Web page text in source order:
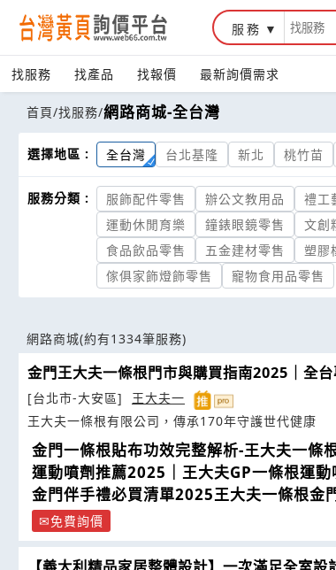
服務
找服務 找產品 找報價 最新詢價需求
首頁/找服務/網路商城-全台灣
選擇地區 : 全台灣 台北基隆 新北 桃竹苗
服務分類 : 服飾配件零售 辦公文教用品 禮工
運動休閒育樂
鐘錶眼鏡零售 文創
食品飲品零售
五金建材零售 塑膠
傢俱家飾燈飾零售
寵物食用品零售
網路商城(約有1334筆服務)
金門王大夫一條根門市與購買指南2025｜全
[台北市-大安區]
王大夫一
王大夫一條根有限公司，傳承170年守護世代健康
金門一條根貼布功效完整解析-王大夫一條
運動噴劑推薦2025｜王大夫GP一條根運動
金門伴手禮必買清單2025王大夫一條根金
免費詢價